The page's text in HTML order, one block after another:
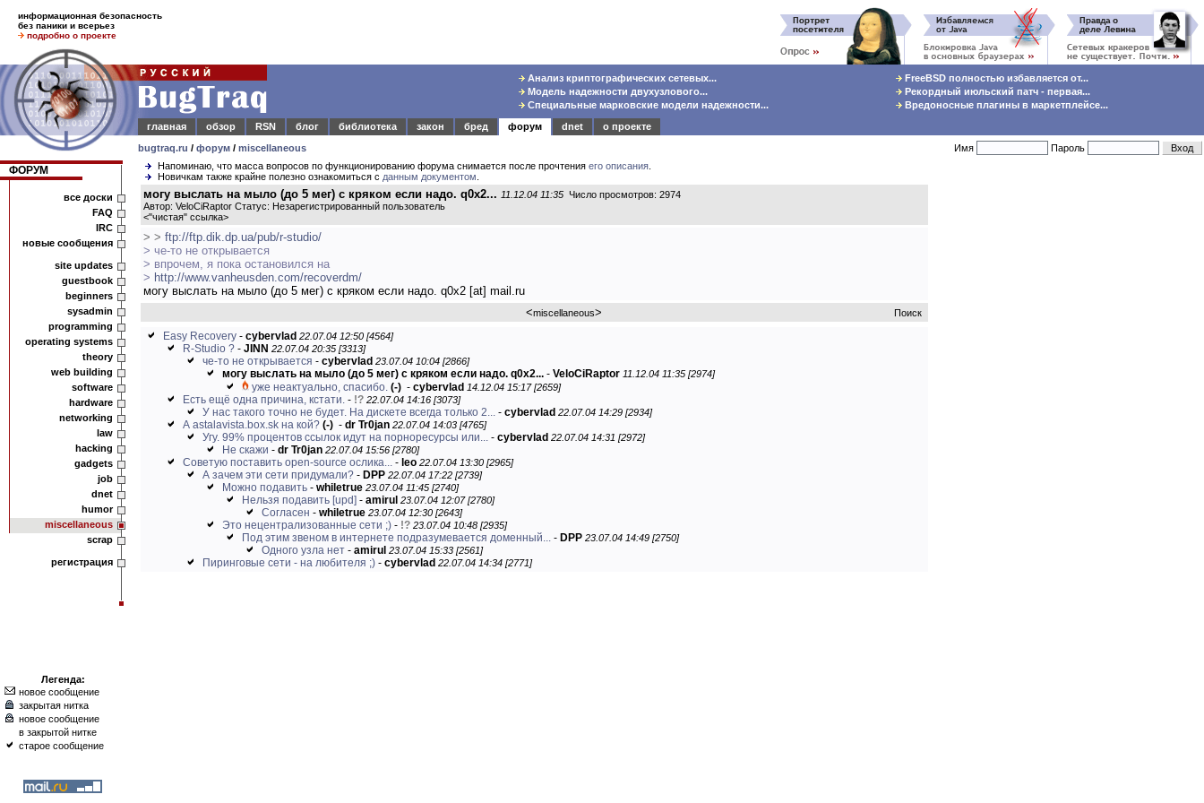
информационная безопасность
без паники и всерьез
подробно о проекте
Анализ криптографических сетевых...
Модель надежности двухузлового...
Специальные марковские модели надежности...
FreeBSD полностью избавляется от...
Рекордный июльский патч - первая...
Вредоносные плагины в маркетплейсе...
главная
обзор RSN блог библиотека закон бред форум dnet
о проекте
bugtraq.ru / форум / miscellaneous Имя Пароль
ФОРУМ
все доски
FAQ
IRC
новые сообщения
site updates
guestbook
beginners
sysadmin
programming
operating systems
theory
web building
software
hardware
networking
law
hacking
gadgets
job
dnet
humor
miscellaneous
scrap
регистрация
Легенда:
новое сообщение
закрытая нитка
новое сообщение
в закрытой нитке
старое сообщение
Напоминаю, что масса вопросов по функционированию форума снимается после прочтения его описания
Новичкам также крайне полезно ознакомиться с данным документом
могу выслать на мыло (до 5 мег) с кряком если надо. q0x2... 11.12.04 11:35 Число просмотров: 2974
Автор: VeloCiRaptor Статус: Незарегистрированный пользователь
<"чистая" ссылка>
> > ftp://ftp.dik.dp.ua/pub/r-studio/
> че-то не открывается
> впрочем, я пока остановился на
> http://www.vanheusden.com/recoverdm/
могу выслать на мыло (до 5 мег) с кряком если надо. q0x2 [at] mail.ru
<miscellaneous> Поиск
Easy Recovery - cybervlad 22.07.04 12:50 [4564]
R-Studio ? - JINN 22.07.04 20:35 [3313]
че-то не открывается - cybervlad 23.07.04 10:04 [2866]
могу выслать на мыло (до 5 мег) с кряком если надо. q0x2... - VeloCiRaptor 11.12.04 11:35 [2974]
уже неактуально, спасибо. (-) - cybervlad 14.12.04 15:17 [2659]
Есть ещё одна причина, кстати. - !? 22.07.04 14:16 [3073]
У нас такого точно не будет. На дискете всегда только 2... - cybervlad 22.07.04 14:29 [2934]
А astalavista.box.sk на кой? (-) - dr Tr0jan 22.07.04 14:03 [4765]
Угу. 99% процентов ссылок идут на порноресурсы или... - cybervlad 22.07.04 14:31 [2972]
Не скажи - dr Tr0jan 22.07.04 15:56 [2780]
Советую поставить open-source ослика... - leo 22.07.04 13:30 [2965]
А зачем эти сети придумали? - DPP 22.07.04 17:22 [2739]
Можно подавить - whiletrue 23.07.04 11:45 [2740]
Нельзя подавить [upd] - amirul 23.07.04 12:07 [2780]
Согласен - whiletrue 23.07.04 12:30 [2643]
Это нецентрализованные сети ;) - !? 23.07.04 10:48 [2935]
Под этим звеном в интернете подразумевается доменный... - DPP 23.07.04 14:49 [2750]
Одного узла нет - amirul 23.07.04 15:33 [2561]
Пиринговые сети - на любителя ;) - cybervlad 22.07.04 14:34 [2771]